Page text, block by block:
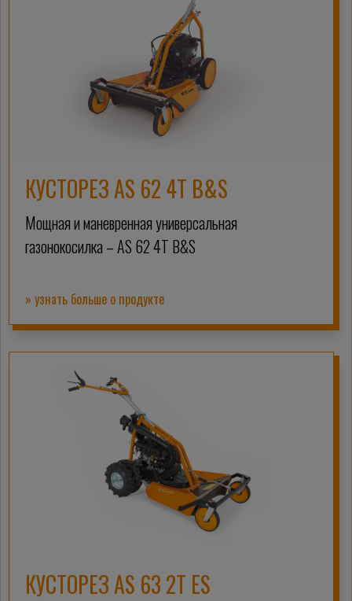
КУСТОРЕЗ AS 62 4T B&S
Мощная и маневренная универсальная
газонокосилка – AS 62 4T B&S
» узнать больше о продукте
КУСТОРЕЗ AS 63 2T ES